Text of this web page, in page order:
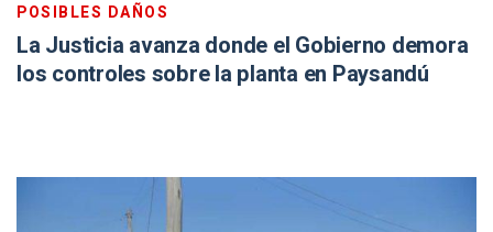
POSIBLES DAÑOS
La Justicia avanza donde el Gobierno demora
los controles sobre la planta en Paysandú